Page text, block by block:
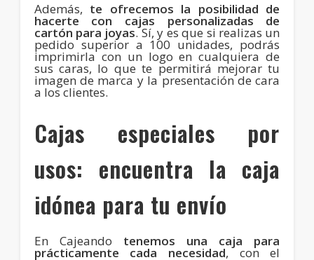
Además, te ofrecemos la posibilidad de
hacerte con cajas personalizadas de
cartón para joyas. Sí, y es que si realizas un
pedido superior a 100 unidades, podrás
imprimirla con un logo en cualquiera de
sus caras, lo que te permitirá mejorar tu
imagen de marca y la presentación de cara
a los clientes.
Cajas especiales por
usos: encuentra la caja
idónea para tu envío
En Cajeando tenemos una caja para
prácticamente cada necesidad, con el